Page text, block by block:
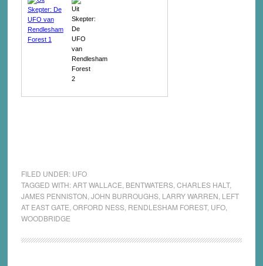
FILED UNDER: UFO
TAGGED WITH:ART WALLACE BENTWATERS, CHARLES HALT,
JAMES PENNISTON JOHN BURROUGHS, LARRY WARREN LEFT
AT EAST GATE ORFORD NESS, RENDLESHAM FOREST, UFO,
WOODBRIDGE